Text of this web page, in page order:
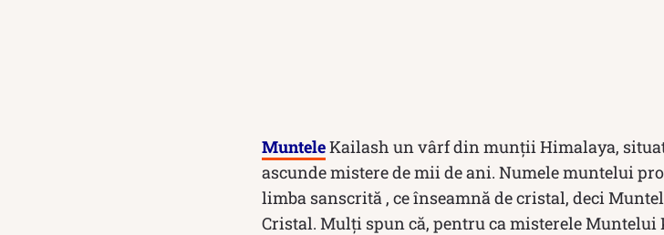
MunteleKailash un vârf din munții Himalaya,
ascunde mistere de mii de ani. Numele muntelui
limba sanscrită , ce înseamnă de cristal, deci
Cristal. Mulți spun că, pentru ca misterele